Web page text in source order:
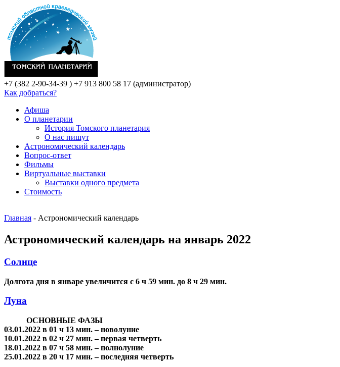
+7 (382 2-90-34-39 ) +7 913 800 58 17 (администратор)
Как добраться?
Афиша
О планетарии
История Томского планетария
О нас пишут
Астрономический календарь
Вопрос-ответ
Фильмы
Виртуальные выставки
Выставки одного предмета
Стоимость
Главная - Астрономический календарь
Астрономический календарь на январь 2022
Солнце
Долгота дня в январе увеличится с 6 ч 59 мин. до 8 ч 29 мин.
Луна
ОСНОВНЫЕ ФАЗЫ
03.01.2022 в 01 ч 13 мин. – новолуние
10.01.2022 в 02 ч 27 мин. – первая четверть
18.01.2022 в 07 ч 58 мин. – полнолуние
25.01.2022 в 20 ч 17 мин. – последняя четверть